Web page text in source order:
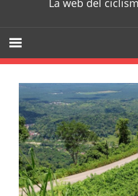
La web del